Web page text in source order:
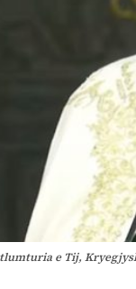
e Tij,